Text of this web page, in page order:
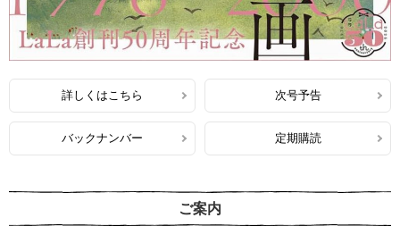
詳しくはこちら 次号予告
バックナンバー 定期購読
ご案内